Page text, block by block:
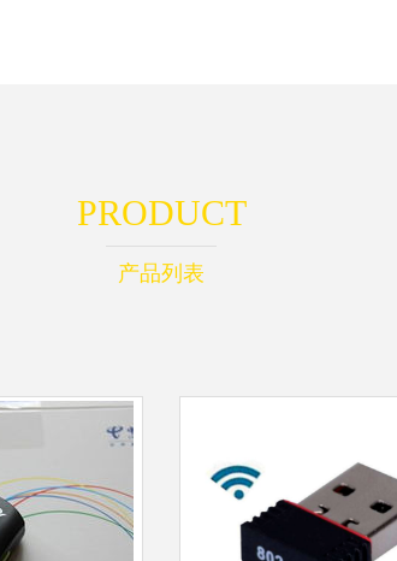
PRODUCT
产品列表